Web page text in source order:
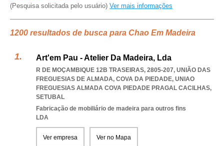
(Pesquisa solicitada pelo usuário) Ver mais informações
1200 resultados de busca para Chao Em Madeira
Art'em Pau - Atelier Da Madeira, Lda
R DE MOÇAMBIQUE 12B TRASEIRAS, 2805-207, UNIÃO DAS
FREGUESIAS DE ALMADA, COVA DA PIEDADE, UNIAO
FREGUESIAS ALMADA COVA PIEDADE PRAGAL CACILHAS,
SETUBAL
Fabricação de mobiliário de madeira para outros fins
LDA
Ver empresa Ver no Mapa